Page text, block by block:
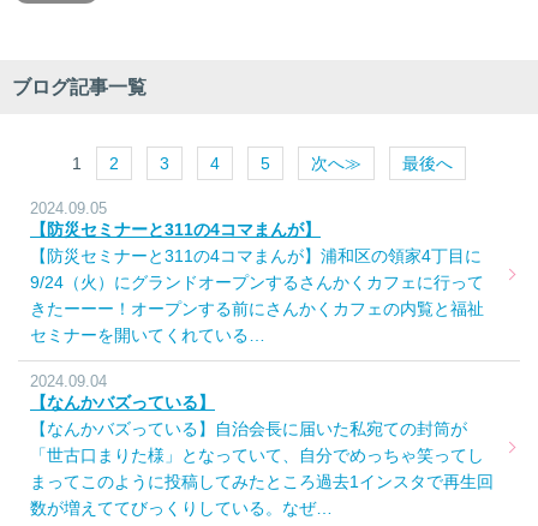
ブログ記事一覧
1 2 3 4 5 次へ≫ 最後へ
2024.09.05
【防災セミナーと311の4コマまんが】
【防災セミナーと311の4コマまんが】浦和区の領家4丁目に
9/24（火）にグランドオープンするさんかくカフェに行って
きたーーー！オープンする前にさんかくカフェの内覧と福祉
セミナーを開いてくれている…
2024.09.04
【なんかバズっている】
【なんかバズっている】自治会長に届いた私宛ての封筒が
「世古口まりた様」となっていて、自分でめっちゃ笑ってし
まってこのように投稿してみたところ過去1インスタで再生回
数が増えててびっくりしている。なぜ…